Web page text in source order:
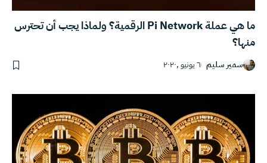
ما هي عملة Pi Network الرقمية؟ ولماذا يجب أن تحترس
منها؟
سمير سليم ٦ يونيو ,٢٠٢٠